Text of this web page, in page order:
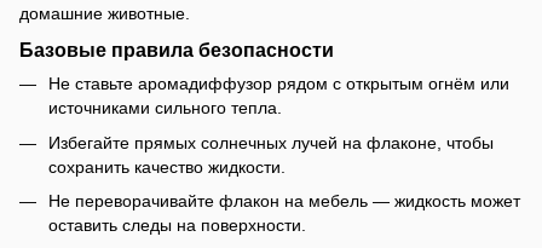
домашние животные.
Базовые правила безопасности
Не ставьте аромадиффузор рядом с открытым огнём или
источниками сильного тепла.
Избегайте прямых солнечных лучей на флаконе, чтобы
сохранить качество жидкости.
Не переворачивайте флакон на мебель — жидкость может
оставить следы на поверхности.